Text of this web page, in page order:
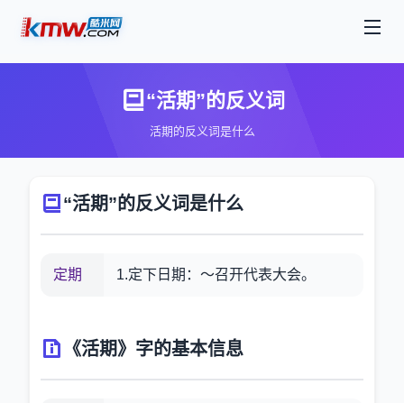
“活期”的反义词
活期的反义词是什么
“活期”的反义词是什么
定期 1.定下日期：～召开代表大会。
《活期》字的基本信息